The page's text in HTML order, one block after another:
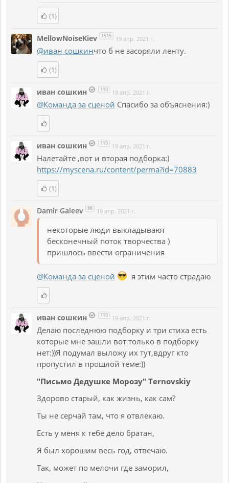
(1)
MellowNoiseKiev 1515 19 апр. 2021 г.
@иван сошкинчто б не засоряли ленту.
(1)
иван сошкин 110 19 апр. 2021 г.
@Команда за сценой Спасибо за объяснения:)
иван сошкин 110 19 апр. 2021 г.
Налетайте ,вот и вторая подборка:)
https://myscena.ru/content/perma?id=70883
(1)
Damir Galeev 88 19 апр. 2021 г.
некоторые люди выкладывают
бесконечный поток творчества )
пришлось ввести ограничения
@Команда за сценой я этим часто страдаю
иван сошкин 110 19 апр. 2021 г.
Делаю последнюю подборку и три стиха есть
которые мне зашли вот только в подборку
нет:))Я подумал выложу их тут,вдруг кто
пропустил в прошлой теме:))
"Письмо Дедушке Морозу" Ternovskiy
Здорово старый, как жизнь, как сам?
Ты не серчай там, что я отвлекаю.
Есть у меня к тебе дело братан,
Я был хорошим весь год, отвечаю.
Так, может по мелочи где заморил,